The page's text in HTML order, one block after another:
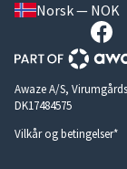
Norsk — NOK
Awaze A/S,
DK17484575
Vilkår og betingelser*